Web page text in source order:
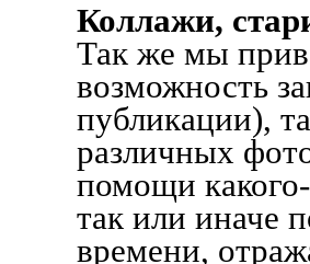
Коллажи,
Так же мы
возможность
публикации),
различных
помощи
так или иначе
времени,